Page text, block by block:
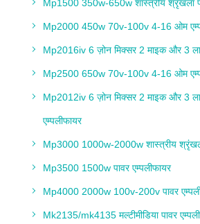
Mp1500 350w-650w शास्त्रीय श्रृंखला
Mp2000 450w 70v-100v 4-16 ओम
Mp2016iv 6 ज़ोन मिक्सर 2 माइक और 3
Mp2500 650w 70v-100v 4-16 ओम
Mp2012iv 6 ज़ोन मिक्सर 2 माइक और 3
एम्पलीफायर
Mp3000 1000w-2000w शास्त्रीय
Mp3500 1500w पावर एम्पलीफायर
Mp4000 2000w 100v-200v पावर
Mk2135/mk4135 मल्टीमीडिया पावर